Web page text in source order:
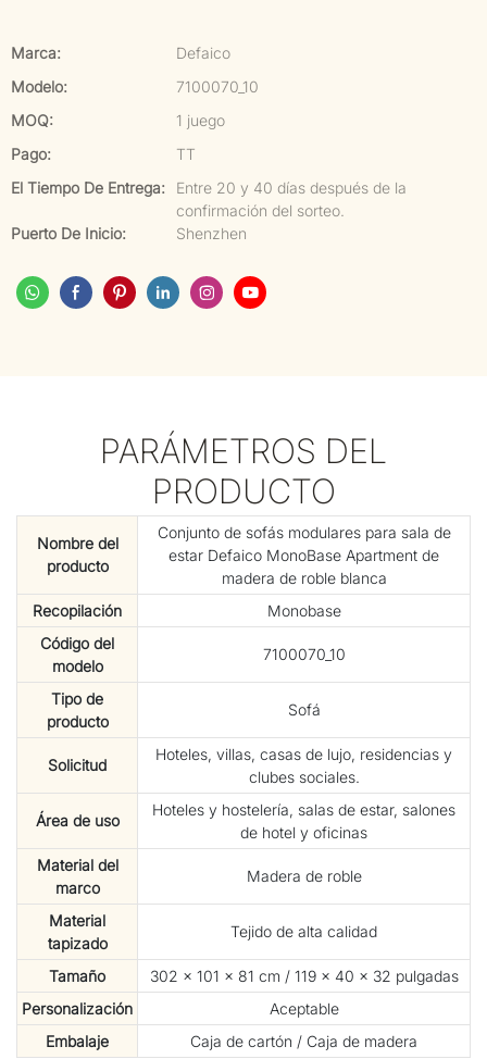
Marca:
Defaico
Modelo:
7100070_10
MOQ:
1 juego
Pago:
TT
El Tiempo De Entrega:
Entre 20 y 40 días después de la
confirmación del sorteo.
Puerto De Inicio:
Shenzhen
PARÁMETROS DEL
PRODUCTO
Nombre del
producto
Conjunto de sofás modulares para sala de
estar Defaico MonoBase Apartment de
madera de roble blanca
Recopilación
Monobase
Código del
modelo
7100070_10
Tipo de
producto
Sofá
Solicitud
Hoteles, villas, casas de lujo, residencias y
clubes sociales.
Área de uso
Hoteles y hostelería, salas de estar, salones
de hotel y oficinas
Material del
marco
Madera de roble
Material
tapizado
Tejido de alta calidad
Tamaño
302 × 101 × 81 cm / 119 × 40 × 32 pulgadas
Personalización
Aceptable
Embalaje
Caja de cartón / Caja de madera